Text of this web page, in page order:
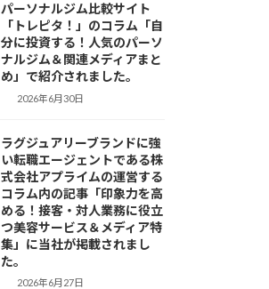
パーソナルジム比較サイト
「トレピタ！」のコラム「自
分に投資する！人気のパーソ
ナルジム＆関連メディアまと
め」で紹介されました。
2026年6月30日
ラグジュアリーブランドに強
い転職エージェントである株
式会社アプライムの運営する
コラム内の記事「印象力を高
める！接客・対人業務に役立
つ美容サービス＆メディア特
集」に当社が掲載されまし
た。
2026年6月27日